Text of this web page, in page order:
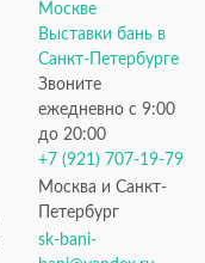
Москве
Выставки бань в
Санкт-Петербурге
Звоните
ежедневно с 9:00
до 20:00
+7 (921) 707-19-79
Москва и Санкт-
Петербург
sk-bani-